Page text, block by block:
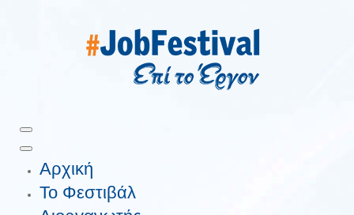
Αρχική
Το Φεστιβάλ